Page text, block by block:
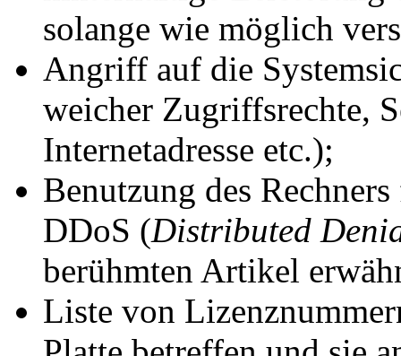
solange wie möglich
Angriff auf die
weicher Zugriffsrechte,
Internetadresse etc.);
Benutzung des
DDoS (Distributed
berühmten Artikel
Liste von